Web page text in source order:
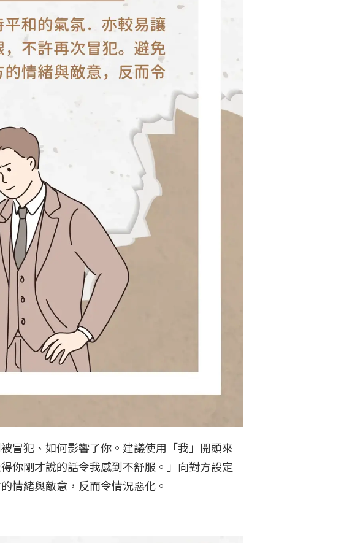
冒犯、如何影響了你。建議使用「我」開頭來
你剛才說的話令我感到不舒服。」向對方設定
情緒與敵意，反而令情況惡化。